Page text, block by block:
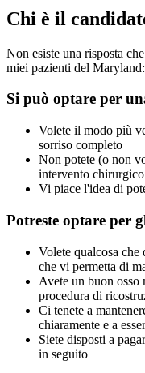
Chi è il
Non esiste una risposta
miei pazienti del Maryland:
Si può optare per
Volete il modo più
sorriso completo
Non potete (o non
intervento
Vi piace l'idea di
Potreste optare per
Volete qualcosa che
che vi permetta di
Avete un buon osso
procedura di
Ci tenete a
chiaramente e a
Siete disposti a
in seguito